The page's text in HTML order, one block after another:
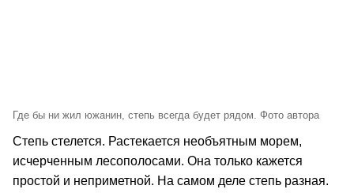
Где бы ни жил южанин, степь всегда будет рядом. Фото автора
Степь стелется. Растекается необъятным морем,
исчерченным лесополосами. Она только кажется
простой и неприметной. На самом деле степь разная.